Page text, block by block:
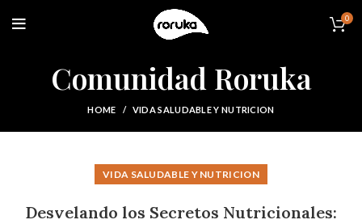
0
Comunidad Roruka
HOME VIDA SALUDABLE Y NUTRICION
VIDA SALUDABLE Y NUTRICION
Desvelando los Secretos Nutricionales: